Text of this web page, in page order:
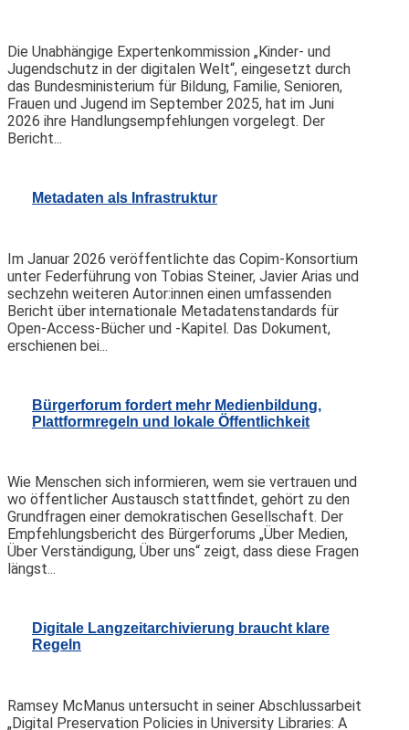
Die Unabhängige Expertenkommission „Kinder- und
Jugendschutz in der digitalen Welt“, eingesetzt durch
das Bundesministerium für Bildung, Familie, Senioren,
Frauen und Jugend im September 2025, hat im Juni
2026 ihre Handlungsempfehlungen vorgelegt. Der
Bericht...
Metadaten als Infrastruktur
Im Januar 2026 veröffentlichte das Copim-Konsortium
unter Federführung von Tobias Steiner, Javier Arias und
sechzehn weiteren Autor:innen einen umfassenden
Bericht über internationale Metadatenstandards für
Open-Access-Bücher und -Kapitel. Das Dokument,
erschienen bei...
Bürgerforum fordert mehr Medienbildung,
Plattformregeln und lokale Öffentlichkeit
Wie Menschen sich informieren, wem sie vertrauen und
wo öffentlicher Austausch stattfindet, gehört zu den
Grundfragen einer demokratischen Gesellschaft. Der
Empfehlungsbericht des Bürgerforums „Über Medien,
Über Verständigung, Über uns“ zeigt, dass diese Fragen
längst...
Digitale Langzeitarchivierung braucht klare
Regeln
Ramsey McManus untersucht in seiner Abschlussarbeit
„Digital Preservation Policies in University Libraries: A